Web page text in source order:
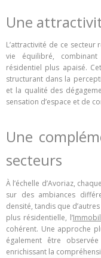
Une
L’attractivité de ce
vie équilibré,
résidentiel plus apaisé.
structurant dans la
et la qualité des
sensation d’espace et de
Une
secteurs
À l’échelle d’Avoriaz,
sur des ambiances
densité, tandis que
plus résidentielle, l’
cohérent. Une approche
également être
enrichissant la